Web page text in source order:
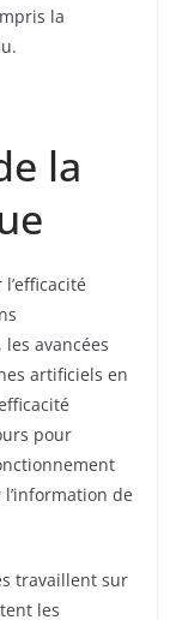
la
la
avancées
artificiels en
pour
de
travaillent sur
les